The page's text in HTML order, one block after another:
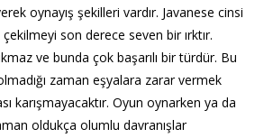
oynayış şekilleri vardır. Javanese cinsi
son derece seven bir ırktır.
ve bunda çok başarılı bir türdür. Bu
zaman eşyalara zarar vermek
karışmayacaktır. Oyun oynarken ya da
oldukça olumlu davranışlar